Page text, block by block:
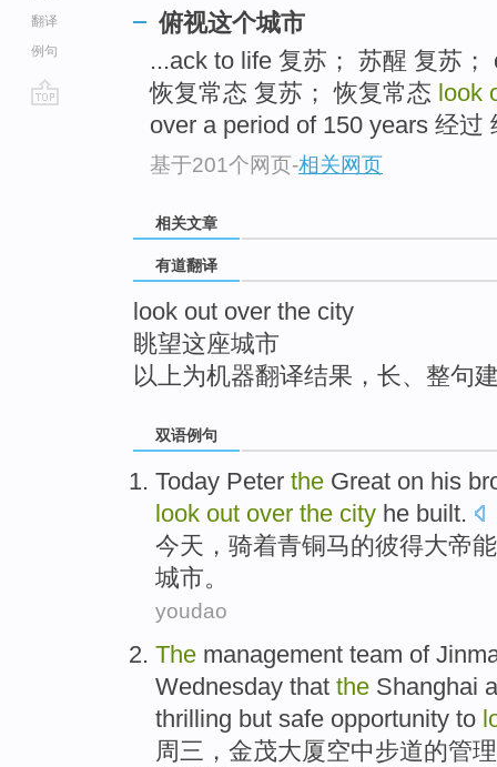
翻译
例句
俯视这个城市
...ack to life 复苏； 苏醒 复苏
恢复常态 复苏； 恢复常态 look
over a period of 150 years 经过
基于201个网页-相关网页
相关文章
有道翻译
look out over the city
眺望这座城市
以上为机器翻译结果，长、整句
双语例句
Today Peter the Great on his
look out over the city he built.
今天 ，骑着青铜马的彼得大帝
城市。
youdao
The management team of
Wednesday that the Shanghai
thrilling but safe opportunity to
周三 ， 金茂大厦空中步道的管理